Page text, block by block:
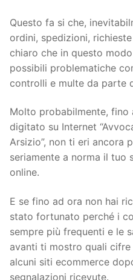
Questo fa si che,
ordini, spedizioni,
chiaro che in questo
possibili problematiche
controlli e multe da parte
Molto probabilmente, fino
digitato su Internet
Arsizio”, non ti eri ancora
seriamente a norma il tuo
online.
E se fino ad ora non hai
stato fortunato perché i
sempre più frequenti e le
avanti ti mostro quali
alcuni siti ecommerce
segnalazioni ricevute.